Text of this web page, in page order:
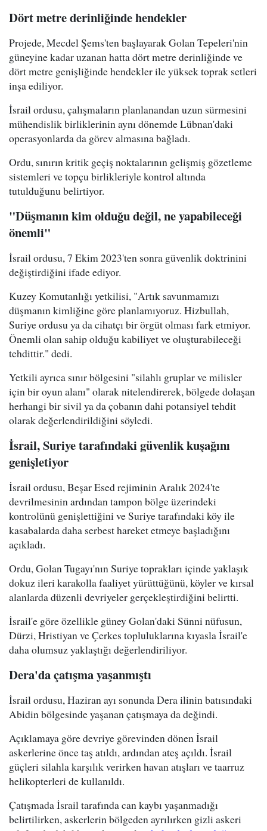
Dört metre derinliğinde hendekler
Projede, Mecdel Şems'ten başlayarak Golan Tepeleri'nin
güneyine kadar uzanan hatta dört metre derinliğinde ve
dört metre genişliğinde hendekler ile yüksek toprak setleri
inşa ediliyor.
İsrail ordusu, çalışmaların planlanandan uzun sürmesini
mühendislik birliklerinin aynı dönemde Lübnan'daki
operasyonlarda da görev almasına bağladı.
Ordu, sınırın kritik geçiş noktalarının gelişmiş gözetleme
sistemleri ve topçu birlikleriyle kontrol altında
tutulduğunu belirtiyor.
"Düşmanın kim olduğu değil, ne yapabileceği
önemli"
İsrail ordusu, 7 Ekim 2023'ten sonra güvenlik doktrinini
değiştirdiğini ifade ediyor.
Kuzey Komutanlığı yetkilisi, "Artık savunmamızı
düşmanın kimliğine göre planlamıyoruz. Hizbullah,
Suriye ordusu ya da cihatçı bir örgüt olması fark etmiyor.
Önemli olan sahip olduğu kabiliyet ve oluşturabileceği
tehdittir." dedi.
Yetkili ayrıca sınır bölgesini "silahlı gruplar ve milisler
için bir oyun alanı" olarak nitelendirerek, bölgede dolaşan
herhangi bir sivil ya da çobanın dahi potansiyel tehdit
olarak değerlendirildiğini söyledi.
İsrail, Suriye tarafındaki güvenlik kuşağını
genişletiyor
İsrail ordusu, Beşar Esed rejiminin Aralık 2024'te
devrilmesinin ardından tampon bölge üzerindeki
kontrolünü genişlettiğini ve Suriye tarafındaki köy ile
kasabalarda daha serbest hareket etmeye başladığını
açıkladı.
Ordu, Golan Tugayı'nın Suriye toprakları içinde yaklaşık
dokuz ileri karakolla faaliyet yürüttüğünü, köyler ve kırsal
alanlarda düzenli devriyeler gerçekleştirdiğini belirtti.
İsrail'e göre özellikle güney Golan'daki Sünni nüfusun,
Dürzi, Hristiyan ve Çerkes topluluklarına kıyasla İsrail'e
daha olumsuz yaklaştığı değerlendiriliyor.
Dera'da çatışma yaşanmıştı
İsrail ordusu, Haziran ayı sonunda Dera ilinin batısındaki
Abidin bölgesinde yaşanan çatışmaya da değindi.
Açıklamaya göre devriye görevinden dönen İsrail
askerlerine önce taş atıldı, ardından ateş açıldı. İsrail
güçleri silahla karşılık verirken havan atışları ve taarruz
helikopterleri de kullanıldı.
Çatışmada İsrail tarafında can kaybı yaşanmadığı
belirtilirken, askerlerin bölgeden ayrılırken gizli askeri